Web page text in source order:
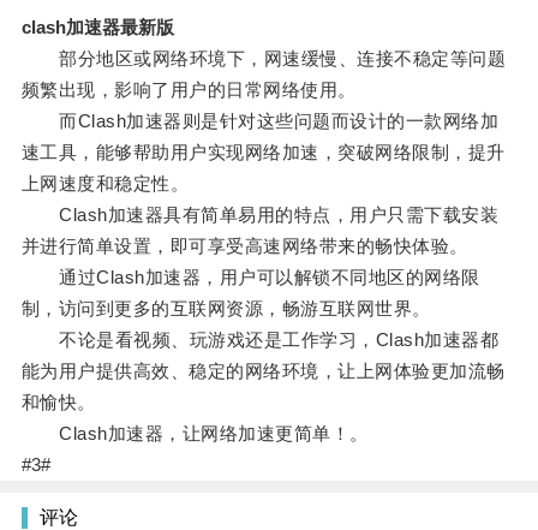
clash加速器最新版
部分地区或网络环境下，网速缓慢、连接不稳定等问题
频繁出现，影响了用户的日常网络使用。
而Clash加速器则是针对这些问题而设计的一款网络加
速工具，能够帮助用户实现网络加速，突破网络限制，提升
上网速度和稳定性。
Clash加速器具有简单易用的特点，用户只需下载安装
并进行简单设置，即可享受高速网络带来的畅快体验。
通过Clash加速器，用户可以解锁不同地区的网络限
制，访问到更多的互联网资源，畅游互联网世界。
不论是看视频、玩游戏还是工作学习，Clash加速器都
能为用户提供高效、稳定的网络环境，让上网体验更加流畅
和愉快。
Clash加速器，让网络加速更简单！。
#3#
评论